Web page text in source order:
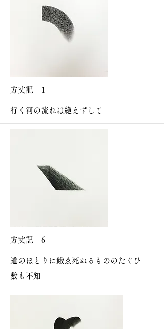
方丈記 1
行く河の流れは絶えずして
方丈記 6
道のほとりに餓ゑ死ぬるもののたぐひ
数も不知